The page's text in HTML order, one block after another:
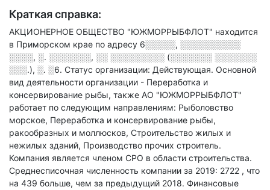
Краткая справка:
АКЦИОНЕРНОЕ ОБЩЕСТВО "ЮЖМОРРЫБФЛОТ" находится
в Приморском крае по адресу 6░░░░░, ░░░░░░░░░░
░░░░, ░. ░░░░░░░, ░░ ░░░░░░░░░ (░░░░░░░ ░░░░░░░
░░░.), ░. ░6. Статус организации: Действующая. Основной
вид деятельности организации - Переработка и
консервирование рыбы, также АО "ЮЖМОРРЫБФЛОТ"
работает по следующим направлениям: Рыболовство
морское, Переработка и консервирование рыбы,
ракообразных и моллюсков, Строительство жилых и
нежилых зданий, Производство прочих строитель.
Компания является членом СРО в области строительства.
Среднесписочная численность компании за 2019: 2722 , что
на 439 больше, чем за предыдущий 2018. Финансовые